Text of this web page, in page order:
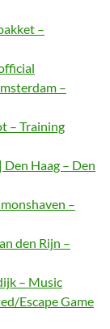
–
–
– Training
Haag – Den
–
den Rijn –
– Music
Escape Game